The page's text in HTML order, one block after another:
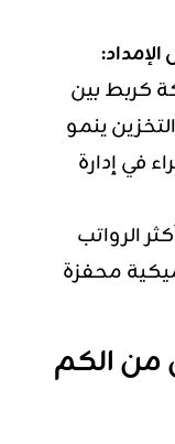
كربط بين
ينمو
في إدارة
الرواتب
محفزة
من الكم